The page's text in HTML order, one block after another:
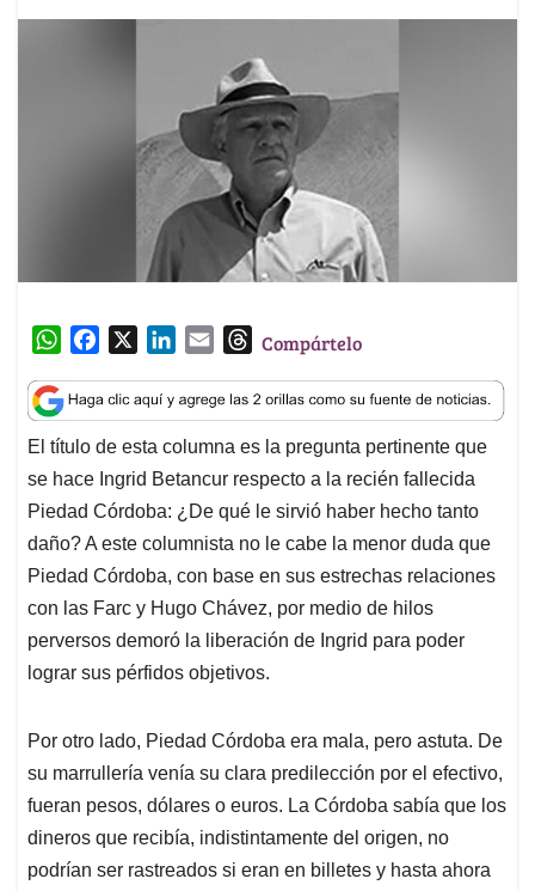
W
a
t
s
A
p
p
c
e
b
o
o
k
n
k
e
d
I
n
a
i
l
T
r
e
a
d
s
Compártelo
El título de esta columna es la pregunta pertinente que
se hace Ingrid Betancur respecto a la recién fallecida
Piedad Córdoba: ¿De qué le sirvió haber hecho tanto
daño? A este columnista no le cabe la menor duda que
Piedad Córdoba, con base en sus estrechas relaciones
con las Farc y Hugo Chávez, por medio de hilos
perversos demoró la liberación de Ingrid para poder
lograr sus pérfidos objetivos.
Por otro lado, Piedad Córdoba era mala, pero astuta. De
su marrullería venía su clara predilección por el efectivo,
fueran pesos, dólares o euros. La Córdoba sabía que los
dineros que recibía, indistintamente del origen, no
podrían ser rastreados si eran en billetes y hasta ahora